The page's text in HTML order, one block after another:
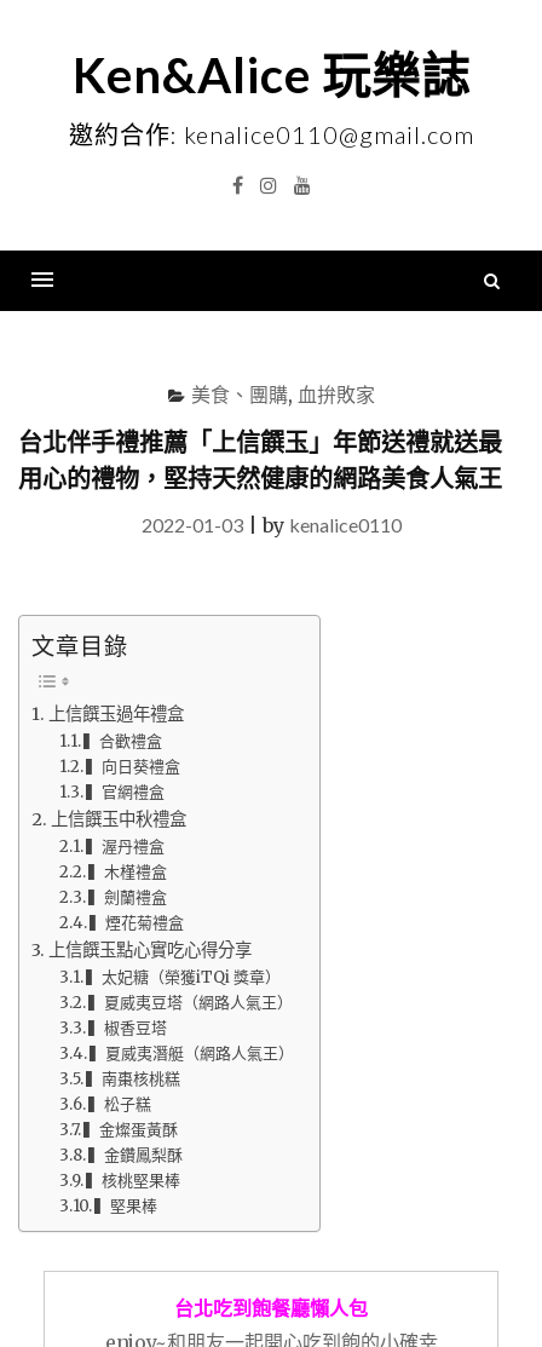
Ken&Alice 玩樂誌
邀約合作: kenalice0110@gmail.com
FacebookInstagramYouTube
美食、團購, 血拚敗家
台北伴手禮推薦「上信饌玉」年節送禮就送最
用心的禮物，堅持天然健康的網路美食人氣王
2022-01-03|by kenalice0110
文章目錄
上信饌玉過年禮盒
▍合歡禮盒
▍向日葵禮盒
▍官網禮盒
上信饌玉中秋禮盒
▍渥丹禮盒
▍木槿禮盒
▍劍蘭禮盒
▍煙花菊禮盒
上信饌玉點心實吃心得分享
▍太妃糖（榮獲iTQi 獎章）
▍夏威夷豆塔（網路人氣王）
▍椒香豆塔
▍夏威夷潛艇（網路人氣王）
▍南棗核桃糕
▍松子糕
▍金燦蛋黃酥
▍金鑽鳳梨酥
▍核桃堅果棒
▍堅果棒
台北吃到飽餐廳懶人包
enjoy~和朋友一起開心吃到飽的小確幸